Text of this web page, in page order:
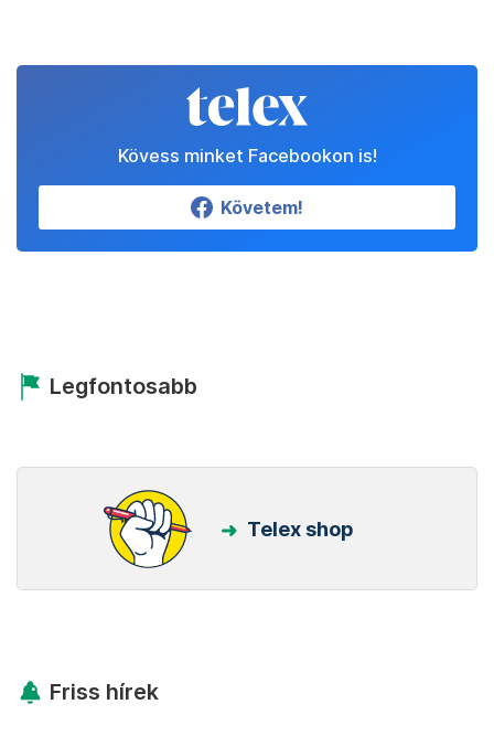
Kövess minket Facebookon is!
Követem!
Legfontosabb
Telex shop
Friss hírek